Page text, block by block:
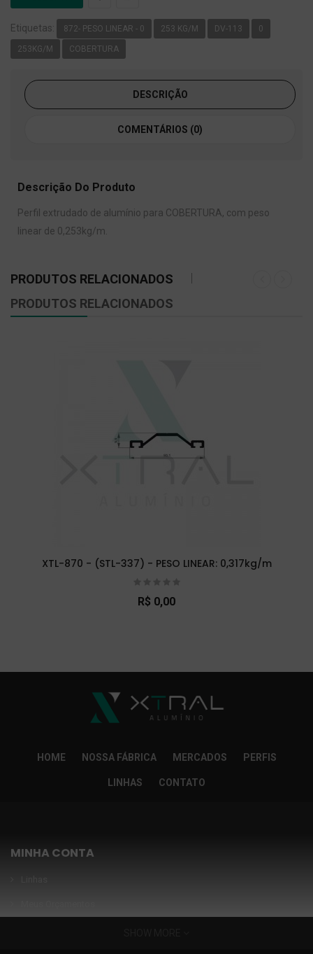
Etiquetas: 872- PESO LINEAR - 0 253 KG/M DV-113 0
253KG/M COBERTURA
DESCRIÇÃO
COMENTÁRIOS (0)
Descrição Do Produto
Perfil extrudado de alumínio para COBERTURA, com peso
linear de 0,253kg/m.
PRODUTOS RELACIONADOS
PRODUTOS RELACIONADOS
XTL-870 - (STL-337) - PESO LINEAR: 0,317kg/m
R$ 0,00
HOME NOSSA FÁBRICA MERCADOS PERFIS
LINHAS CONTATO
MINHA CONTA